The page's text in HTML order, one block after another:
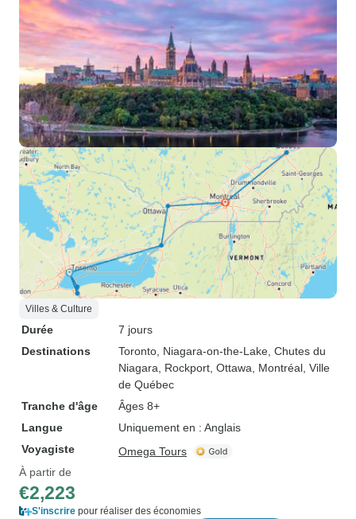
Villes & Culture
Durée
7 jours
Destinations
Toronto , Niagara-on-the-Lake , Chutes du
Niagara , Rockport , Ottawa , Montréal , Ville
de Québec
Tranche d'âge
Âges 8+
Langue
Uniquement en : Anglais
Voyagiste
Omega Tours
À partir de
€2,223
S'inscrire pour réaliser des économies